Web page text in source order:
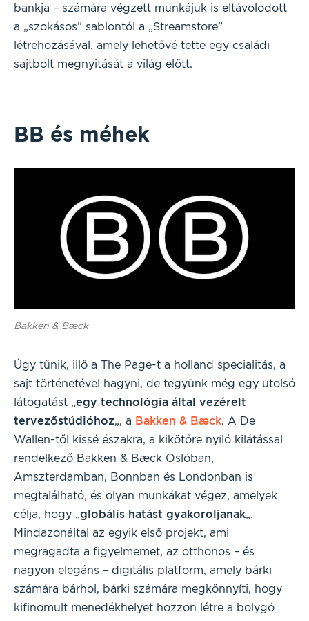
bankja – számára végzett munkájuk is eltávolodott
a „szokásos” sablontól a „Streamstore”
létrehozásával, amely lehetővé tette egy családi
sajtbolt megnyitását a világ előtt.
BB és méhek
Bakken & Bæck
Úgy tűnik, illő a The Page-t a holland specialitás, a
sajt történetével hagyni, de tegyünk még egy utolsó
látogatást „egy technológia által vezérelt
tervezőstúdióhoz„, a Bakken & Bæck. A De
Wallen-től kissé északra, a kikötőre nyíló kilátással
rendelkező Bakken & Bæck Oslóban,
Amszterdamban, Bonnban és Londonban is
megtalálható, és olyan munkákat végez, amelyek
célja, hogy „globális hatást gyakoroljanak„.
Mindazonáltal az egyik első projekt, ami
megragadta a figyelmemet, az otthonos – és
nagyon elegáns – digitális platform, amely bárki
számára bárhol, bárki számára megkönnyíti, hogy
kifinomult menedékhelyet hozzon létre a bolygó